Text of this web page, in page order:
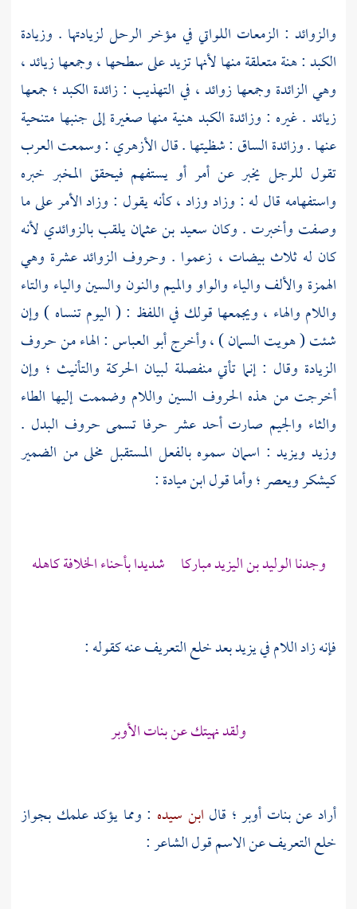
والزوائد : الزمعات اللواتي في مؤخر الرحل لزيادتها . وزيادة
الكبد : هنة متعلقة منها لأنها تزيد على سطحها ، وجمعها زيائد ،
وهي الزائدة وجمعها زوائد ، في التهذيب : زائدة الكبد ؛ جمعها
زيائد . غيره : وزائدة الكبد هنية منها صغيرة إلى جنبها متنحية
عنها . وزائدة الساق : شظيتها . قالالأزهري : وسمعت العرب
تقول للرجل يخبر عن أمر أو يستفهم فيحقق المخبر خبره
واستفهامه قال له : وزاد وزاد ، كأنه يقول : وزاد الأمر على ما
وصفت وأخبرت . وكان سعيد بن عثمانيلقب بالزوائدي لأنه
كان له ثلاث بيضات ، زعموا . وحروف الزوائد عشرة وهي
الهمزة والألف والياء والواو والميم والنون والسين والياء والتاء
واللام والهاء ، ويجمعها قولك في اللفظ : ( اليوم تنساه ) وإن
شئت ( هويت السمان ) ، وأخرجأبو العباس: الهاء من حروف
الزيادة وقال : إنما تأتي منفصلة لبيان الحركة والتأنيث ؛ وإن
أخرجت من هذه الحروف السين واللام وضممت إليها الطاء
والثاء والجيم صارت أحد عشر حرفا تسمى حروف البدل .
وزيد ويزيد : اسمان سموه بالفعل المستقبل مخلى من الضمير
كيشكر ويعصر ؛ وأما قولابن ميادة:
وجدناالوليد بن اليزيدمباركا شديدا بأحناء الخلافة كاهله
فإنه زاد اللام فييزيدبعد خلع التعريف عنه كقوله :
ولقد نهيتك عن بنات الأوبر
أراد عن بنات أوبر ؛ قال ابن سيده : ومما يؤكد علمك بجواز
خلع التعريف عن الاسم قول الشاعر :